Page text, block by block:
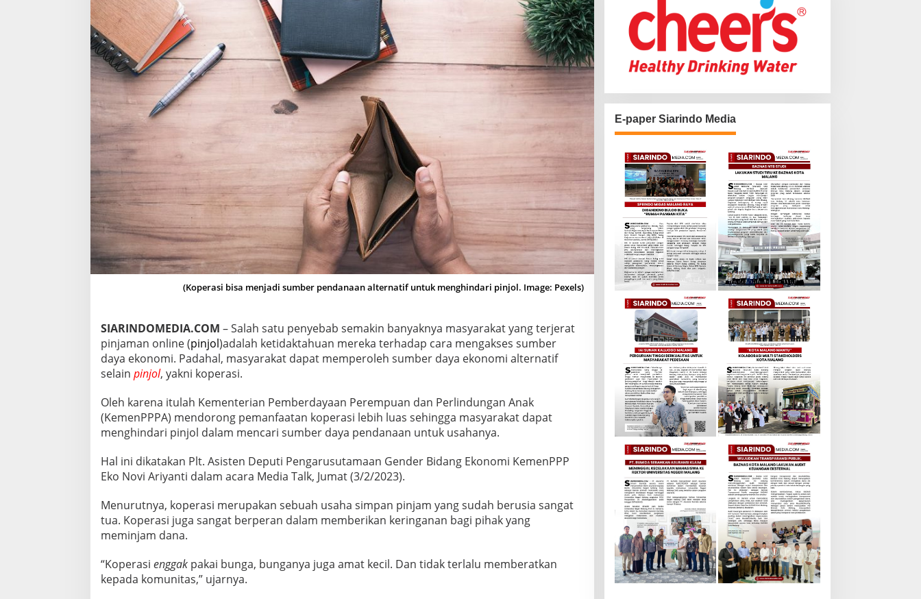
A
S
Y
R
A
A
T
T
J
E
R
A
T
I
N
J
O
(Koperasi bisa menjadi sumber pendanaan alternatif untuk menghindari pinjol. Image: Pexels)
SIARINDOMEDIA.COM – Salah satu penyebab semakin banyaknya masyarakat yang terjerat
pinjaman online (pinjol)adalah ketidaktahuan mereka terhadap cara mengakses sumber
daya ekonomi. Padahal, masyarakat dapat memperoleh sumber daya ekonomi alternatif
selain pinjol, yakni koperasi.
Oleh karena itulah Kementerian Pemberdayaan Perempuan dan Perlindungan Anak
(KemenPPPA) mendorong pemanfaatan koperasi lebih luas sehingga masyarakat dapat
menghindari pinjol dalam mencari sumber daya pendanaan untuk usahanya.
Hal ini dikatakan Plt. Asisten Deputi Pengarusutamaan Gender Bidang Ekonomi KemenPPP
Eko Novi Ariyanti dalam acara Media Talk, Jumat (3/2/2023).
Menurutnya, koperasi merupakan sebuah usaha simpan pinjam yang sudah berusia sangat
tua. Koperasi juga sangat berperan dalam memberikan keringanan bagi pihak yang
meminjam dana.
“Koperasi enggak pakai bunga, bunganya juga amat kecil. Dan tidak terlalu memberatkan
kepada komunitas,” ujarnya.
E-paper Siarindo Media